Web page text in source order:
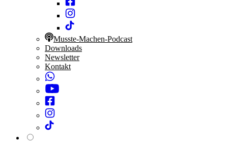
Musste-Machen-Podcast
Downloads
Newsletter
Kontakt